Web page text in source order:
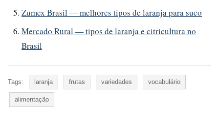
Zumex Brasil — melhores tipos de laranja para suco
Mercado Rural — tipos de laranja e citricultura no
Brasil
Tags: laranja frutas variedades vocabulário
alimentação